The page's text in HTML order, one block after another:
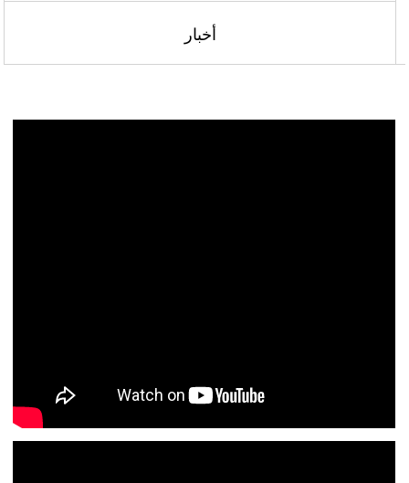
أخبار